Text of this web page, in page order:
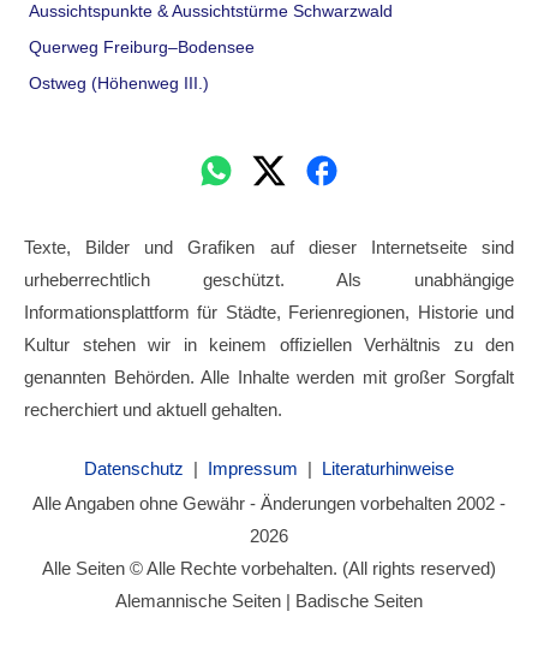
Aussichtspunkte & Aussichtstürme Schwarzwald
Querweg Freiburg–Bodensee
Ostweg (Höhenweg III.)
Texte, Bilder und Grafiken auf dieser Internetseite sind
urheberrechtlich geschützt. Als unabhängige
Informationsplattform für Städte, Ferienregionen, Historie und
Kultur stehen wir in keinem offiziellen Verhältnis zu den
genannten Behörden. Alle Inhalte werden mit großer Sorgfalt
recherchiert und aktuell gehalten.
Datenschutz | Impressum | Literaturhinweise
Alle Angaben ohne Gewähr - Änderungen vorbehalten 2002 -
2026
Alle Seiten © Alle Rechte vorbehalten. (All rights reserved)
Alemannische Seiten | Badische Seiten